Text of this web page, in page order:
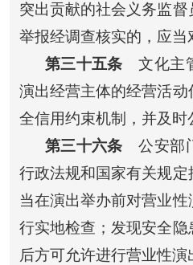
突出贡献的社会义务监
举报经调查核实的，应当
第三十五条 文化主
演出经营主体的经营活
全信用约束机制，并及时
第三十六条 公安部
行政法规和国家有关规
当在演出举办前对营业
行实地检查；发现安全
后方可允许进行营业性演